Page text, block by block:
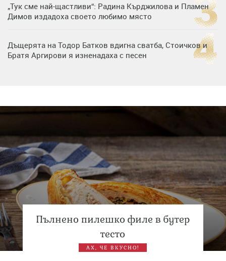
„Тук сме най-щастливи“: Радина Кърджилова и Пламен
Димов издадоха своето любимо място
Дъщерята на Тодор Батков вдигна сватба, Стоичков и
Братя Аргирови я изненадаха с песен
Пълнено пилешко филе в бутер
тесто
АХ, ЧЕ ВКУСНО!